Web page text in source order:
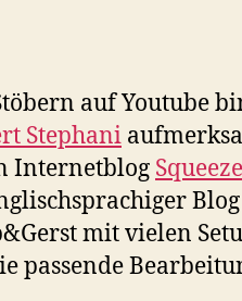
auf Youtube
Stephani
Internetblog
mit vielen
passende